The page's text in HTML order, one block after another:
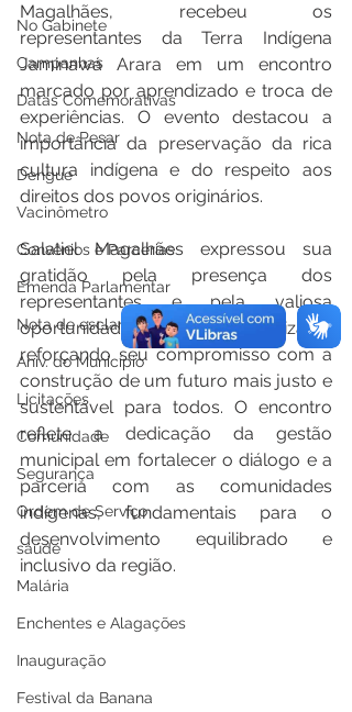
No Gabinete
Campanhas
Datas Comemorativas
Nota de Pesar
Dengue
Vacinômetro
Convênios e Parcerias
Emenda Parlamentar
Nota de esclarecimento
Aniv. do Município
Licitações
Comunidade
Segurança
Ordem de Serviço
saúde
Malária
Enchentes e Alagações
Inauguração
Festival da Banana
Magalhães, recebeu os
representantes da Terra Indígena
Jaminawá Arara em um encontro
marcado por aprendizado e troca de
experiências. O evento destacou a
importância da preservação da rica
cultura indígena e do respeito aos
direitos dos povos originários.
Salatiel Magalhães expressou sua
gratidão pela presença dos
representantes e pela valiosa
oportunidade de aprendizado,
reforçando seu compromisso com a
construção de um futuro mais justo e
sustentável para todos. O encontro
reflete a dedicação da gestão
municipal em fortalecer o diálogo e a
parceria com as comunidades
indígenas, fundamentais para o
desenvolvimento equilibrado e
inclusivo da região.